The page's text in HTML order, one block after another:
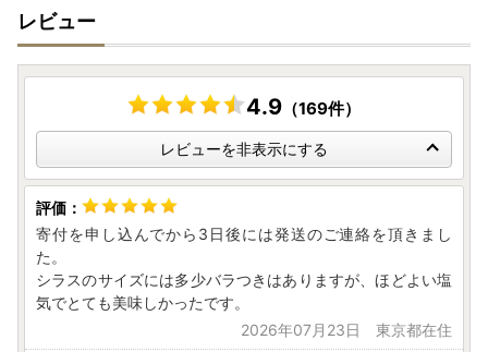
■ワンストップ特例申請についてのご案内■
南知多町では、寄附者様のワンストップ特例申請のお手続き
マートフォンで申請が完結する方法がご利用いただけます。
申請書の作成や返送が不要のため手間のかかるお手続きを大
幅に減らすことができますので、マイナンバーカードをお持
ちの方は是非ともご活用いただけますと幸いです。詳細につ
きましては、ご寄附いただいた後にお送りするワンストップ
特例申請書類をご確認ください。
なお、従来通りの「書類郵送による申請」も引き続きご利用
いただけます。
ワンストップ特例申請の受付完了後には、ご登録のメールア
ドレス宛てに受付完了通知のメールをお送りしております。
なお、メールアドレスのご登録がない方へは、書面にてお送
レビュー
4.9 （169件）
レビューを非表示にする
寄付を申し込んでから3日後には発送のご連絡を頂きまし
た。
シラスのサイズには多少バラつきはありますが、ほどよい塩
気でとても美味しかったです。
2026年07月23日 東京都在住